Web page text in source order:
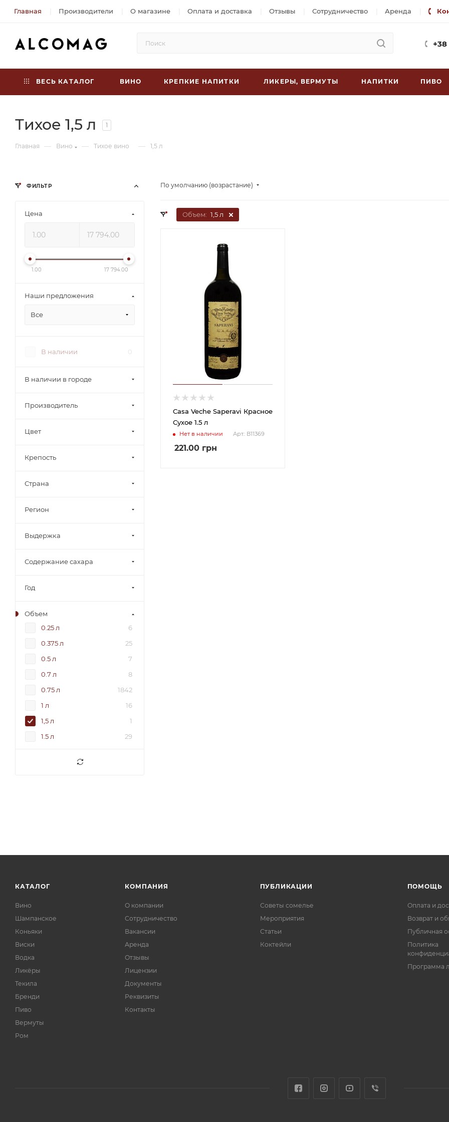
Главная Производители О магазине Оплата и доставка Отзывы Сотрудничество Аренда
ВЕСЬ КАТАЛОГ ВИНО КРЕПКИЕ НАПИТКИ ЛИКЕРЫ, ВЕРМУТЫ НАПИТКИ ПИВО
Тихое 1,5 л 1
Главная — Вино — Тихое вино — 1,5 л
По умолчанию (возрастание)
Объем: 1,5 л
Casa Veche Saperavi Красное
Сухое 1.5 л
Нет в наличии Арт.: В11369
221.00 грн
ФИЛЬТР
Цена
1.00 17 794.00
Наши предложения
Все
В наличии 0
В наличии в городе
Производитель
Цвет
Крепость
Страна
Регион
Выдержка
Содержание сахара
Год
Объем
0.25 л
6
0.375 л
25
0.5 л
7
0.7 л
8
0.75 л
1842
1 л
16
1,5 л
1
1.5 л
29
КАТАЛОГ
Вино
Шампанское
Коньяки
Виски
Водка
Ликёры
Текила
Бренди
Пиво
Вермуты
Ром
КОМПАНИЯ
О компании
Сотрудничество
Вакансии
Аренда
Отзывы
Лицензии
Документы
Реквизиты
Контакты
ПУБЛИКАЦИИ
Советы сомелье
Мероприятия
Статьи
Коктейли
ПОМОЩЬ
Оплата и
Возврат и
Публичная
Политика
Программа